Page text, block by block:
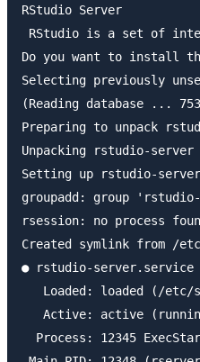
RStudio Server
RStudio is a set of
Do you want to install
Selecting previously
(Reading database ...
Preparing to unpack
Unpacking rstudio-
Setting up rstudio-
groupadd: group
rsession: no process
Created symlink from /
● rstudio-server.service
Loaded: loaded (/etc/
Active: active
Process: 12345